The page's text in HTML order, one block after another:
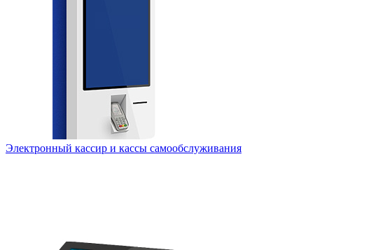
Электронный кассир и кассы самообслуживания